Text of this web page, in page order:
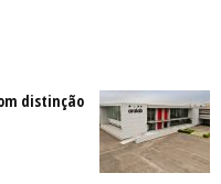
distinção